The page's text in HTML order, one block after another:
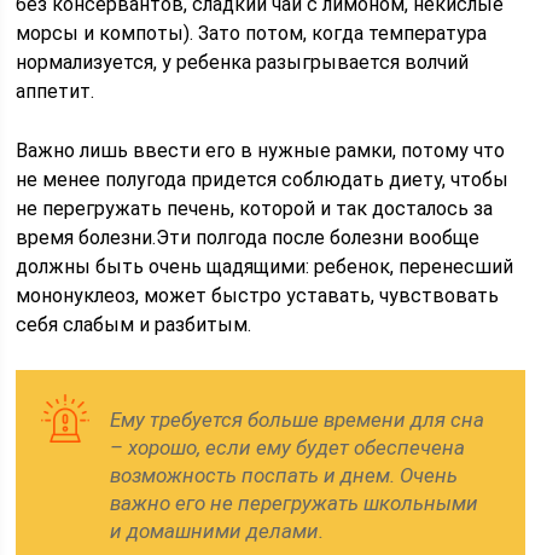
морсы и компоты). Зато потом, когда температура
нормализуется, у ребенка разыгрывается волчий
аппетит.
Важно лишь ввести его в нужные рамки, потому что
не менее полугода придется соблюдать диету, чтобы
не перегружать печень, которой и так досталось за
время болезни.Эти полгода после болезни вообще
должны быть очень щадящими: ребенок, перенесший
мононуклеоз, может быстро уставать, чувствовать
себя слабым и разбитым.
Ему требуется больше времени для сна
– хорошо, если ему будет обеспечена
возможность поспать и днем. Очень
важно его не перегружать школьными
и домашними делами.